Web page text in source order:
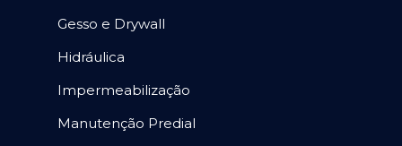
Gesso e Drywall
Hidráulica
Impermeabilização
Manutenção Predial